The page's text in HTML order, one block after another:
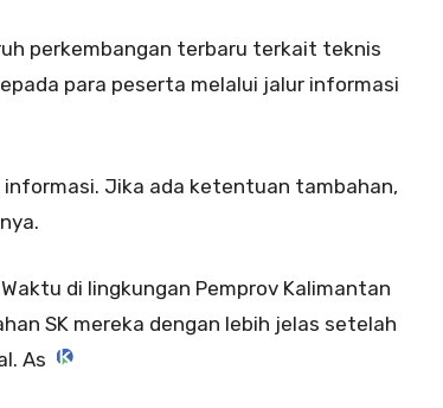
perkembangan terbaru terkait teknis
para peserta melalui jalur informasi
Jika ada ketentuan tambahan,
di lingkungan Pemprov Kalimantan
SK mereka dengan lebih jelas setelah
As